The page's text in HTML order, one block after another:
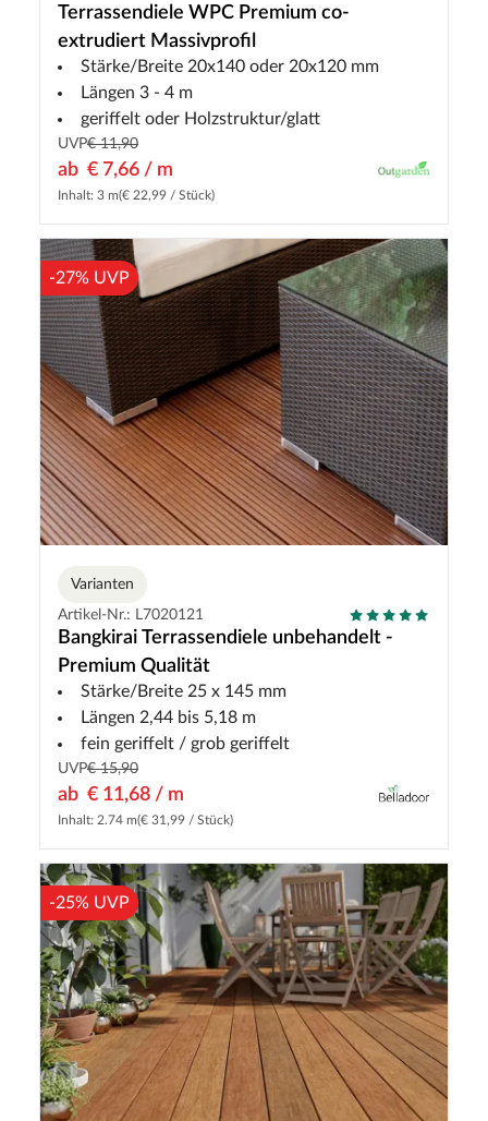
Terrassendiele WPC Premium co-
extrudiert Massivprofil
Stärke/Breite 20x140 oder 20x120 mm
Längen 3 - 4 m
geriffelt oder Holzstruktur/glatt
UVP€ 11,90
ab € 7,66 / m
Inhalt: 3 m(€ 22,99 / Stück)
-27% UVP
Varianten
Artikel-Nr.: L7020121
Bangkirai Terrassendiele unbehandelt -
Premium Qualität
Stärke/Breite 25 x 145 mm
Längen 2,44 bis 5,18 m
fein geriffelt / grob geriffelt
UVP€ 15,90
ab € 11,68 / m
Inhalt: 2.74 m(€ 31,99 / Stück)
-25% UVP